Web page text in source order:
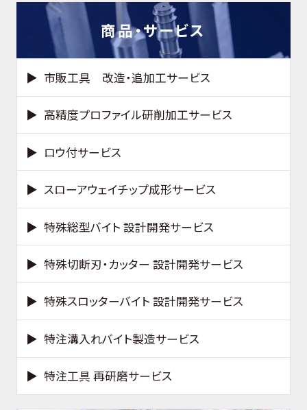
商品・サービス
市販工具 改造・追加工サービス
高精度プロファイル研削加工サービス
ロウ付サービス
スローアウェイチップ成形サービス
特殊総型バイト 設計開発サービス
特殊切断刃・カッター 設計開発サービス
特殊スロッターバイト 設計開発サービス
特注溝入れバイト製造サービス
特注工具 再研磨サービス